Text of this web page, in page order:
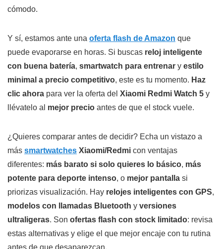
cómodo.
Y sí, estamos ante una oferta flash de Amazon que
puede evaporarse en horas. Si buscas reloj inteligente
con buena batería, smartwatch para entrenar y estilo
minimal a precio competitivo, este es tu momento. Haz
clic ahora para ver la oferta del Xiaomi Redmi Watch 5 y
llévatelo al mejor precio antes de que el stock vuele.
¿Quieres comparar antes de decidir? Echa un vistazo a
más smartwatches Xiaomi/Redmi con ventajas
diferentes: más barato si solo quieres lo básico, más
potente para deporte intenso, o mejor pantalla si
priorizas visualización. Hay relojes inteligentes con GPS,
modelos con llamadas Bluetooth y versiones
ultraligeras. Son ofertas flash con stock limitado: revisa
estas alternativas y elige el que mejor encaje con tu rutina
antes de que desaparezcan.